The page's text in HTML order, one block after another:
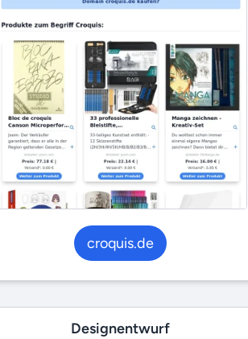
croquis.de
Designentwurf